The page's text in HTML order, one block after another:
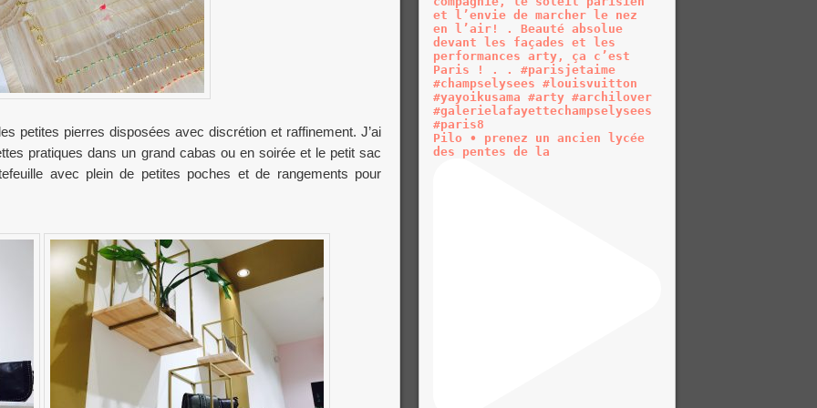
petites pierres disposées avec discrétion et raffinement. J’ai
pratiques dans un grand cabas ou en soirée et le petit sac
avec plein de petites poches et de rangements pour
Pilo • prenez un ancien lycée
des pentes de la